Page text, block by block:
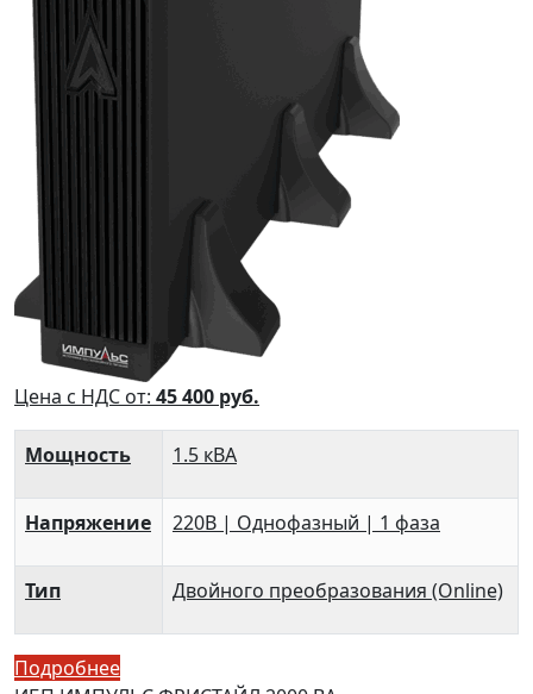
Цена с НДС от: 45 400 руб.
Мощность 1.5 кВА
Напряжение 220В | Однофазный | 1 фаза
Тип Двойного преобразования (Online)
Подробнее